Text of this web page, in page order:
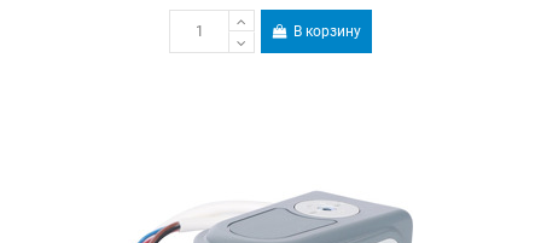
В корзину